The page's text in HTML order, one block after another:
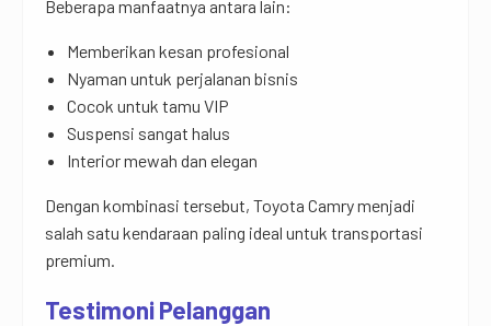
Beberapa manfaatnya antara lain:
Memberikan kesan profesional
Nyaman untuk perjalanan bisnis
Cocok untuk tamu VIP
Suspensi sangat halus
Interior mewah dan elegan
Dengan kombinasi tersebut, Toyota Camry menjadi
salah satu kendaraan paling ideal untuk transportasi
premium.
Testimoni Pelanggan